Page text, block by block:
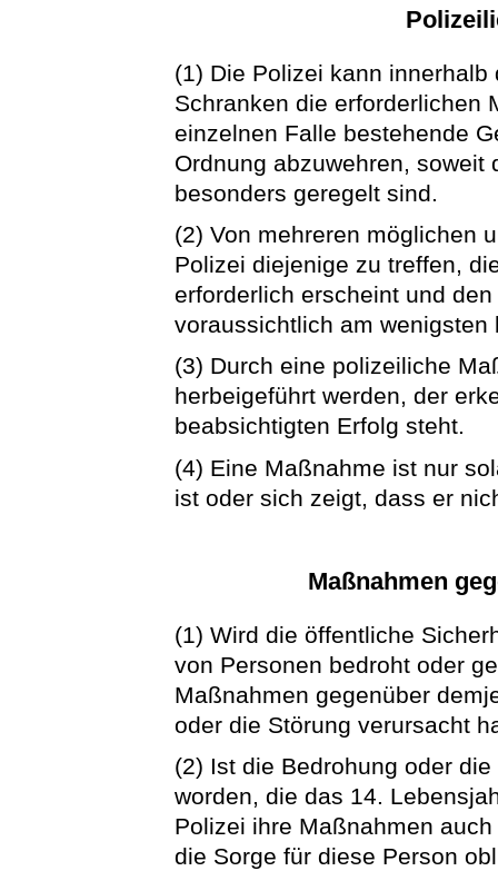
(1) Die Polizei kann
Schranken die erforderlichen
einzelnen Falle bestehende
Ordnung abzuwehren,
besonders geregelt sind.
(2) Von mehreren möglichen
Polizei diejenige zu treffen,
erforderlich erscheint und
voraussichtlich am wenigsten
(3) Durch eine polizeiliche
herbeigeführt werden, der
beabsichtigten Erfolg steht.
(4) Eine Maßnahme ist nur
ist oder sich zeigt, dass er
Maßnahmen
(1) Wird die öffentliche
von Personen bedroht oder
Maßnahmen gegenüber
oder die Störung verursacht
(2) Ist die Bedrohung oder
worden, die das 14.
Polizei ihre Maßnahmen
die Sorge für diese Person